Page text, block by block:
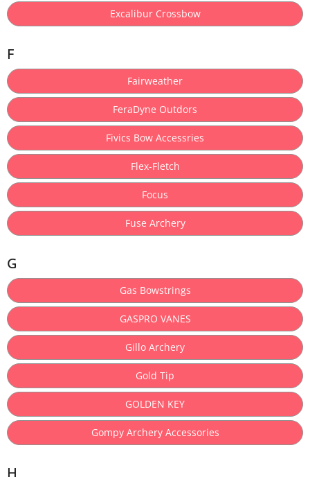
Excalibur Crossbow
F
Fairweather
FeraDyne Outdors
Fivics Bow Accessries
Flex-Fletch
Focus
Fuse Archery
G
Gas Bowstrings
GASPRO VANES
Gillo Archery
Gold Tip
GOLDEN KEY
Gompy Archery Accessories
H